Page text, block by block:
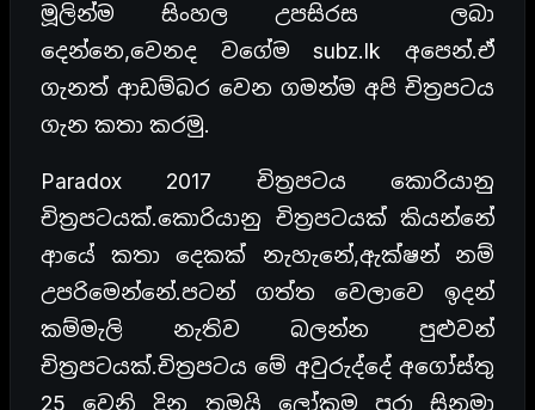
මූලින්ම සිංහල උපසිරස ලබා
දෙන්නෙ,වෙනද වගේම subz.lk අපෙන්.ඒ
ගැනත් ආඩම්බර වෙන ගමන්ම අපි චිත්‍රපටය
ගැන කතා කරමු.
Paradox 2017 චිත්‍රපටය කොරියානු
චිත්‍රපටයක්.කොරියානු චිත්‍රපටයක් කියන්නේ
ආයේ කතා දෙකක් නැහැනේ,ඇක්ෂන් නම්
උපරිමෙන්නේ.පටන් ගත්ත වෙලාවෙ ඉදන්
කම්මැලි නැතිව බලන්න පුළුවන්
චිත්‍රපටයක්.චිත්‍රපටය මේ අවුරුද්දේ අගෝස්තු
25 වෙනි දින තමයි ලෝකම පුරා සිනමා